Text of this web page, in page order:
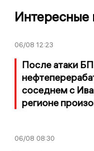
Интересные
06/08 12:23
После атаки
соседнем с
регионе
06/08 08:30